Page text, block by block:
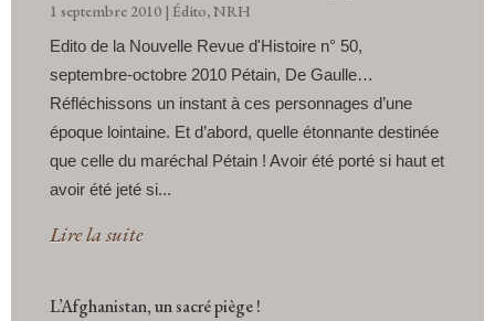
1 septembre 2010 | Édito,NRH
Edito de la Nouvelle Revue d'Histoire n° 50,
septembre-octobre 2010 Pétain, De Gaulle…
Réfléchissons un instant à ces personnages d’une
époque lointaine. Et d’abord, quelle étonnante destinée
que celle du maréchal Pétain ! Avoir été porté si haut et
avoir été jeté si...
Lire la suite
L’Afghanistan, un sacré piège !